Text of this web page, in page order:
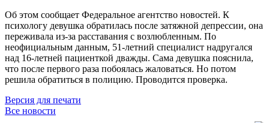
Об этом сообщает Федеральное агентство новостей. К
психологу девушка обратилась после затяжной депрессии, она
переживала из-за расставания с возлюбленным. По
неофициальным данным, 51-летний специалист надругался
над 16-летней пациенткой дважды. Сама девушка пояснила,
что после первого раза побоялась жаловаться. Но потом
решила обратиться в полицию. Проводится проверка.
Версия для печати
Все новости